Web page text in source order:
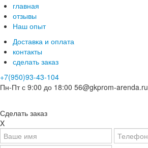
главная
отзывы
Наш опыт
Доставка и оплата
контакты
сделать заказ
+7(950)93-43-104
Пн-Пт с 9:00 до 18:00 56@gkprom-arenda.ru
Сделать заказ
X